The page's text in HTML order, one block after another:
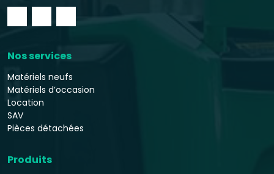
Nos services
Matériels neufs
Matériels d’occasion
Location
SAV
Pièces détachées
Produits